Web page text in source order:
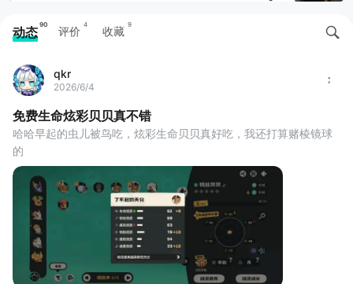
动态 90 评价 4 收藏 9
qkr
2026/6/4
免费生命炫彩贝贝真不错
哈哈早起的虫儿被鸟吃，炫彩生命贝贝真好吃，我还打算赌棱镜球
的